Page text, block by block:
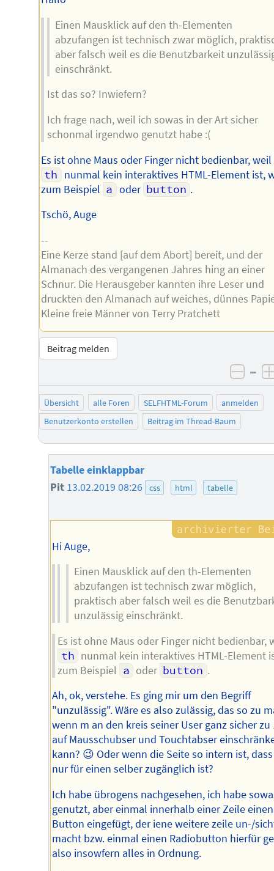
Einen Mausklick auf den th-Elementen
abzufangen ist technisch zwar möglich,
aber falsch weil es die Benutzbarkeit
einschränkt.
Ist das so? Inwiefern?
Ich frage nach, weil ich sowas in der Art sicher
schonmal irgendwo genutzt habe :(
Es ist ohne Maus oder Finger nicht bedienbar, weil
th nunmal kein interaktives HTML-Element ist,
zum Beispiel a oder button .
Tschö, Auge
--
Eine Kerze stand [auf dem Abort] bereit, und der
Almanach des vergangenen Jahres hing an einer
Schnur. Die Herausgeber kannten ihre Leser und
druckten den Almanach auf weiches, dünnes
Kleine freie Männer von Terry Pratchett
Beitrag melden
–
Übersicht alle Foren SELFHTML-Forum
anmelden
Benutzerkonto erstellen
Beitrag im Thread-Baum
Tabelle einklappbar
Pit 13.02.2019 08:26 css html tabelle
Hi Auge,
Einen Mausklick auf den th-Elementen
abzufangen ist technisch zwar möglich,
praktisch aber falsch weil es die
unzulässig einschränkt.
Es ist ohne Maus oder Finger nicht bedienbar,
th nunmal kein interaktives HTML-Element
zum Beispiel a oder button .
Ah, ok, verstehe. Es ging mir um den Begriff
"unzulässig". Wäre es also zulässig, das so zu
wenn m an den kreis seiner User ganz sicher zu
auf Mausschubser und Touchtabser
kann? 😉 Oder wenn die Seite so intern ist,
nur für einen selber zugänglich ist?
Ich habe übrogens nachgesehen, ich habe
genutzt, aber einmal innerhalb einer Zeile
Button eingefügt, der iene weitere zeile un-/
macht bzw. einmal einen Radiobutton hierfür
also insowfern alles in Ordnung.